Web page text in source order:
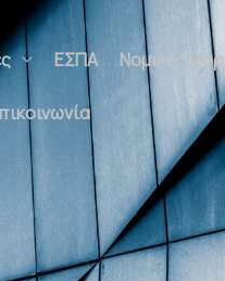
ΕΣΠΑ Νομικές